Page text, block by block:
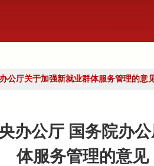
动
支部主题党日暨党建
公厅关于加强新就业群体服务管理的意
办公厅 国务院办
体服务管理的意见